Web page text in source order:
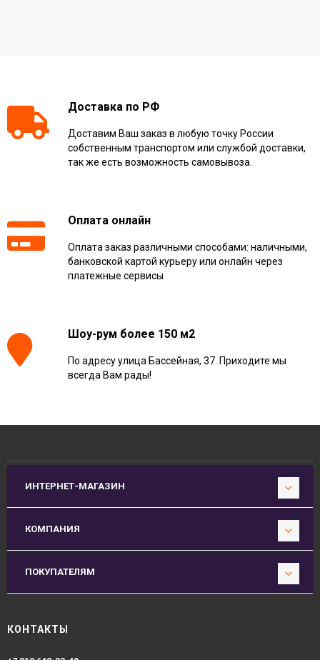
Доставка по РФ
Доставим Ваш заказ в любую точку России
собственным транспортом или службой доставки,
так же есть возможность самовывоза.
Оплата онлайн
Оплата заказ различными способами: наличными,
банковской картой курьеру или онлайн через
платежные сервисы
Шоу-рум более 150 м2
По адресу улица Бассейная, 37. Приходите мы
всегда Вам рады!
ИНТЕРНЕТ-МАГАЗИН
КОМПАНИЯ
ПОКУПАТЕЛЯМ
КОНТАКТЫ